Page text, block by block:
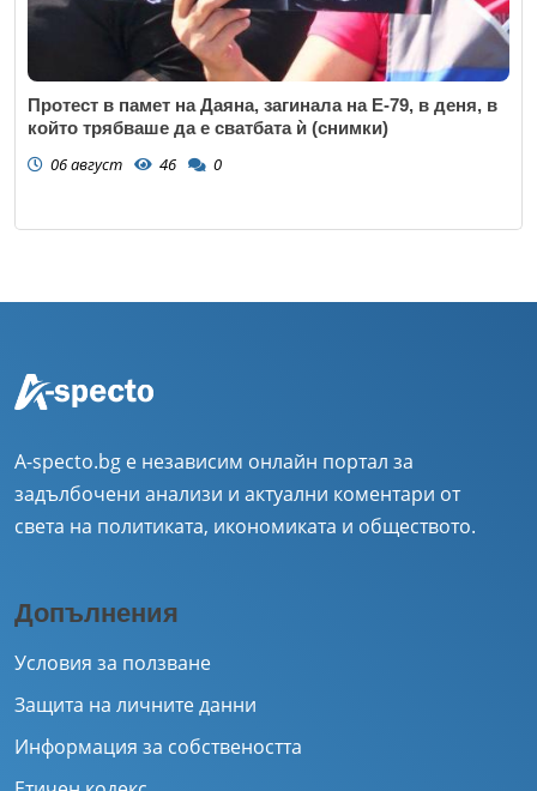
Протест в памет на Даяна, загинала на Е-79, в деня, в
който трябваше да е сватбата ѝ (снимки)
06 август 46 0
A-specto.bg е независим онлайн портал за
задълбочени анализи и актуални коментари от
света на политиката, икономиката и обществото.
Допълнения
Условия за ползване
Защита на личните данни
Информация за собствеността